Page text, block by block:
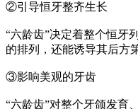
②引导恒牙整齐生长
“六龄齿”决定着整个恒牙
的排列，还能诱导其后方
③影响美观的牙齿
“六龄齿”对整个牙颌发育